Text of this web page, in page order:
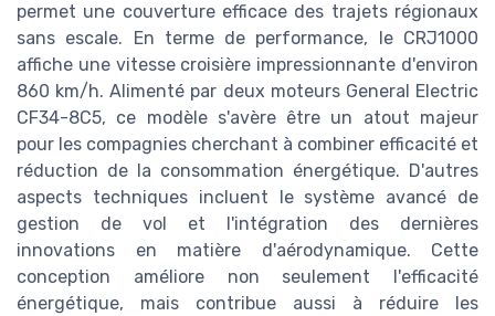
permet une couverture efficace des trajets régionaux
sans escale. En terme de performance, le CRJ1000
affiche une vitesse croisière impressionnante d'environ
860 km/h. Alimenté par deux moteurs General Electric
CF34-8C5, ce modèle s'avère être un atout majeur
pour les compagnies cherchant à combiner efficacité et
réduction de la consommation énergétique. D'autres
aspects techniques incluent le système avancé de
gestion de vol et l'intégration des dernières
innovations en matière d'aérodynamique. Cette
conception améliore non seulement l'efficacité
énergétique, mais contribue aussi à réduire les